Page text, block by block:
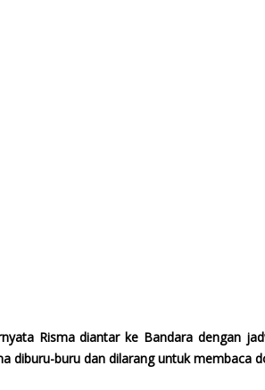
Risma diantar ke Bandara dengan
diburu-buru dan dilarang untuk membaca